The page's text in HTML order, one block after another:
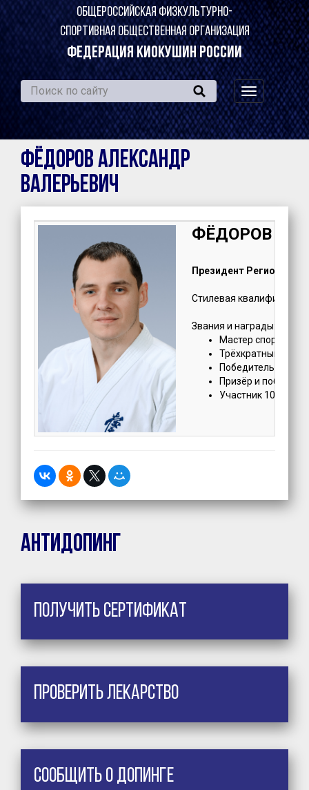
ОБЩЕРОССИЙСКАЯ ФИЗКУЛЬТУРНО-
СПОРТИВНАЯ ОБЩЕСТВЕННАЯ ОРГАНИЗАЦИЯ
ФЕДЕРАЦИЯ КИОКУШИН РОССИИ
навигация
по
сайту
ФЁДОРОВ Александр
Валерьевич
ФЁДОРОВ
Президент
Стилевая квалификация:
Звания и награды:
Мастер спорта
Трёхкратный
Победитель
Призёр и
Участник 10
Антидопинг
Получить сертификат
Проверить лекарство
Сообщить о допинге